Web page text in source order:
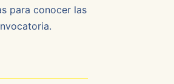
para conocer las